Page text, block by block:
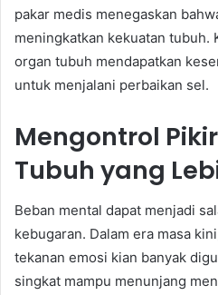
pakar medis menegaskan
meningkatkan kekuatan tubuh.
organ tubuh mendapatkan
untuk menjalani perbaikan sel.
Mengontrol
Tubuh yang
Beban mental dapat menjadi
kebugaran. Dalam era masa
tekanan emosi kian banyak
singkat mampu menunjang